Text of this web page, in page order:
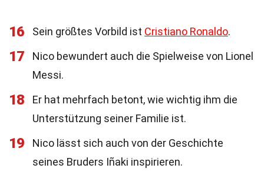
16 Sein größtes Vorbild ist Cristiano Ronaldo.
17
Nico bewundert auch die Spielweise von Lionel
Messi.
18
Er hat mehrfach betont, wie wichtig ihm die
Unterstützung seiner Familie ist.
19
Nico lässt sich auch von der Geschichte
seines Bruders Iñaki inspirieren.